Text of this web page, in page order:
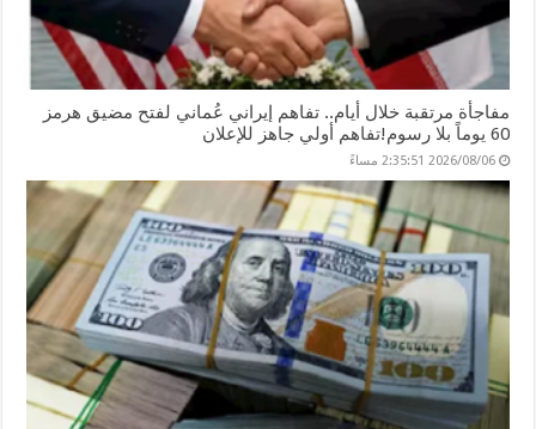
مفاجأة مرتقبة خلال أيام.. تفاهم إيراني عُماني لفتح مضيق هرمز
60 يوماً بلا رسوم!تفاهم أولي جاهز للإعلان
2026/08/06 2:35:51 مساءً